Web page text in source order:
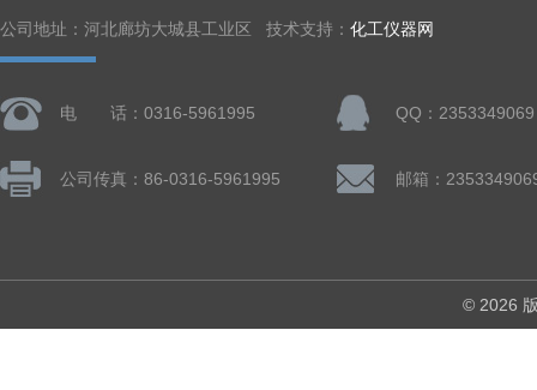
公司地址：河北廊坊大城县工业区 技术支持： 化工仪器网
电 话：0316-5961995 QQ：2353349069
公司传真：86-0316-5961995 邮箱：
© 2026